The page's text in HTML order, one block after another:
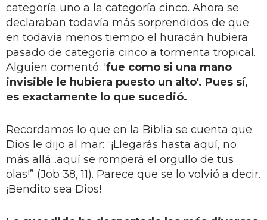
categoría uno a la categoría cinco. Ahora se
declaraban todavía más sorprendidos de que
en todavía menos tiempo el huracán hubiera
pasado de categoría cinco a tormenta tropical.
Alguien comentó: 'fue como si una mano
invisible le hubiera puesto un alto'. Pues sí,
es exactamente lo que sucedió.
Recordamos lo que en la Biblia se cuenta que
Dios le dijo al mar: “¡Llegarás hasta aquí, no
más allá...aquí se romperá el orgullo de tus
olas!” (Job 38, 11). Parece que se lo volvió a decir.
¡Bendito sea Dios!